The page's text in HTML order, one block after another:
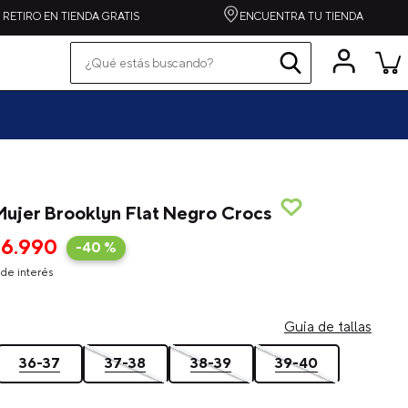
RETIRO EN TIENDA GRATIS ENCUENTRA TU TIENDA
¿Qué estás buscando?
Brooklyn Flat Negro Crocs
.990 -40 %
interés
Guia de tallas
36-37
37-38 38-39 39-40
Términos más buscados
crocband
one piece
crafted